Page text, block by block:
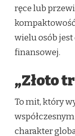
ręce lub
wielu osób
finansowej.
„Złoto
To mit, który
charakter